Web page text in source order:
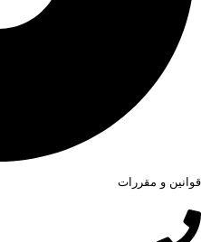
قوانین و مقررات